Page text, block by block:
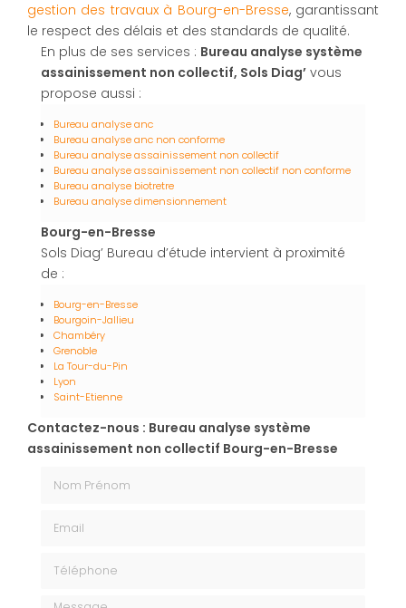
gestion des travaux à Bourg-en-Bresse, garantissant
le respect des délais et des standards de qualité.
En plus de ses services : Bureau analyse système
assainissement non collectif, Sols Diag’ vous
propose aussi :
Bureau analyse anc
Bureau analyse anc non conforme
Bureau analyse assainissement non collectif
Bureau analyse assainissement non collectif non conforme
Bureau analyse biotretre
Bureau analyse dimensionnement
Bourg-en-Bresse
Sols Diag’ Bureau d’étude intervient à proximité
de :
Bourg-en-Bresse
Bourgoin-Jallieu
Chambéry
Grenoble
La Tour-du-Pin
Lyon
Saint-Etienne
Contactez-nous : Bureau analyse système
assainissement non collectif Bourg-en-Bresse
Nom Prénom
Téléphone